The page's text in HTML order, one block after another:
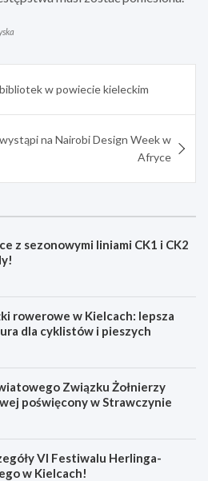
w powiecie kieleckim
na Nairobi Design Week w
Afryce
z sezonowymi liniami CK1 i CK2
rowerowe w Kielcach: lepsza
dla cyklistów i pieszych
Związku Żołnierzy
poświęcony w Strawczynie
VI Festiwalu Herlinga-
w Kielcach!